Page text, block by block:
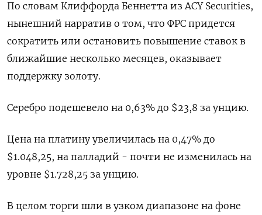
По словам Клиффорда Беннетта из ACY Securities,
нынешний нарратив о том, что ФРС придется
сократить или остановить повышение ставок в
ближайшие несколько месяцев, оказывает
поддержку золоту.
Серебро подешевело на 0,63% до $23,8​ за унцию.
Цена на платину увеличилась на 0,47% до
$1.048,25, на палладий - почти не изменилась на
уровне $1.728,25​​ за унцию.
В целом торги шли в узком диапазоне на фоне